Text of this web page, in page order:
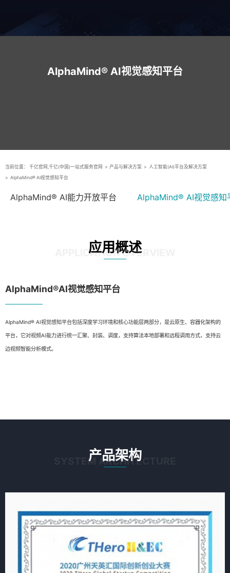
AlphaMind® AI视觉感知平台
当前位置： 千亿官网,千亿(中国)一站式服务官网 > 产品与解决方案 > 人工智能(AI)平台及解决方案
> AlphaMind® AI视觉感知平台
AlphaMind® AI能力开放平台 AlphaMind® AI视觉感知
应用概述
APPLICATION OVERVIEW
AlphaMind®AI视觉感知平台
AlphaMind® AI视觉感知平台包括深度学习环境和核心功能层两部分，是云原生、容器化架构的
平台，它对视频AI能力进行统一汇聚、封装、调度，支持算法本地部署和远程调用方式，支持云
边视频智能分析模式。
产品架构
SYSTEM ARCHITECTURE